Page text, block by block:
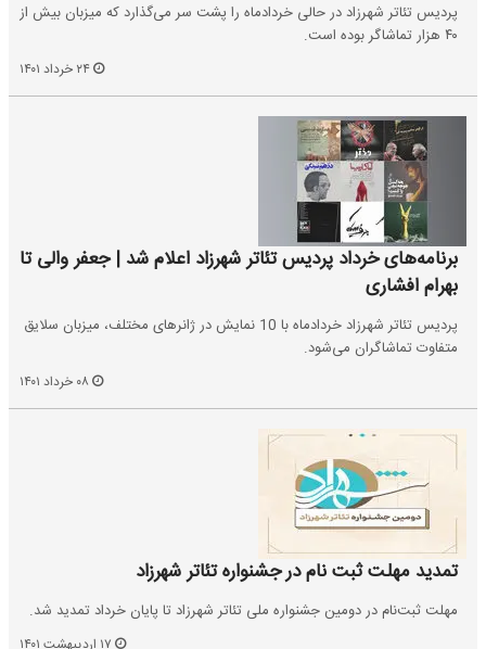
پردیس تئاتر شهرزاد در حالی خردادماه را پشت سر می‌گذارد که میزبان بیش از
۴۰ هزار تماشاگر بوده است.
برنامه‌های خرداد پردیس تئاتر شهرزاد اعلام شد | جعفر والی تا
بهرام افشاری
پردیس تئاتر شهرزاد خردادماه با 10 نمایش در ژانرهای مختلف، میزبان سلایق
متفاوت تماشاگران می‌شود.
تمدید مهلت ثبت نام در جشنواره تئاتر شهرزاد
مهلت ثبت‌نام در دومین جشنواره ملی تئاتر شهرزاد تا پایان خرداد تمدید شد.